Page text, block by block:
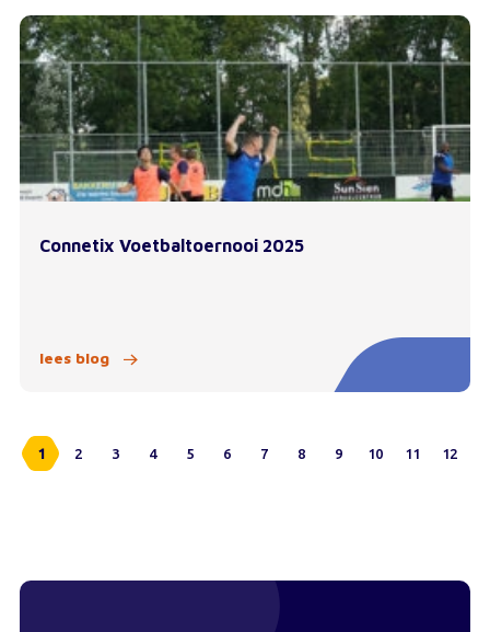
Connetix Voetbaltoernooi 2025
lees blog
1 2 3 4 5 6 7 8 9 10 11 12